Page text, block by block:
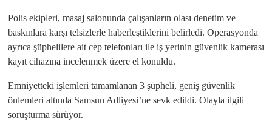
Polis ekipleri, masaj salonunda çalışanların olası denetim ve
baskınlara karşı telsizlerle haberleştiklerini belirledi. Operasyonda
ayrıca şüphelilere ait cep telefonları ile iş yerinin güvenlik kamerası
kayıt cihazına incelenmek üzere el konuldu.
Emniyetteki işlemleri tamamlanan 3 şüpheli, geniş güvenlik
önlemleri altında Samsun Adliyesi’ne sevk edildi. Olayla ilgili
soruşturma sürüyor.